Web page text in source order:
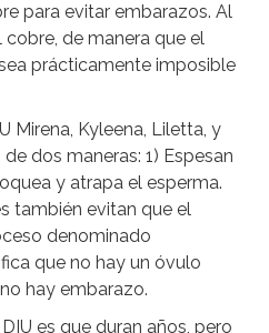
para evitar embarazos. Al
de manera que el
prácticamente imposible
Mirena, Kyleena, Liletta, y
dos maneras: 1) Espesan
y atrapa el esperma.
también evitan que el
denominado
que no hay un óvulo
hay embarazo.
es que duran años, pero